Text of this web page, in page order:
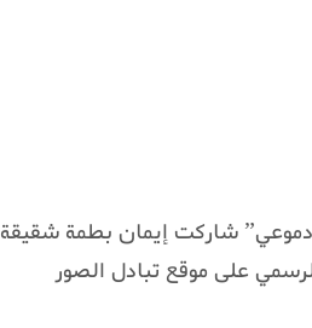
دموعي” شاركت إيمان بطمة شقيقة
على موقع تبادل الصور